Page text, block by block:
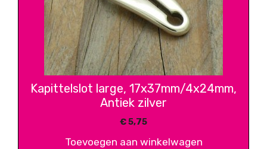
Kapittelslot large, 17x37mm/4x24mm,
Antiek zilver
€5,75
Toevoegen aan winkelwagen